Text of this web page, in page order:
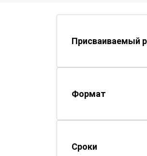
Присваиваемый
Формат
Сроки